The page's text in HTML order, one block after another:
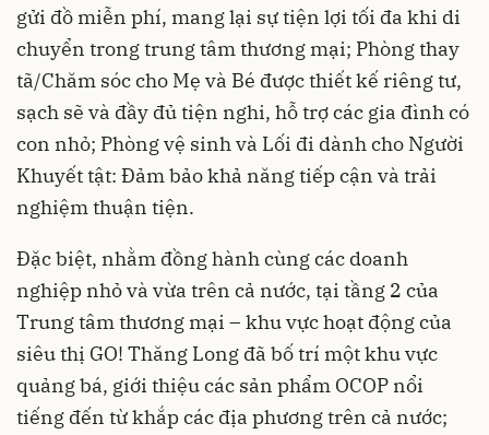
gửi đồ miễn phí, mang lại sự tiện lợi tối đa khi di
chuyển trong trung tâm thương mại; Phòng thay
tã/Chăm sóc cho Mẹ và Bé được thiết kế riêng tư,
sạch sẽ và đầy đủ tiện nghi, hỗ trợ các gia đình có
con nhỏ; Phòng vệ sinh và Lối đi dành cho Người
Khuyết tật: Đảm bảo khả năng tiếp cận và trải
nghiệm thuận tiện.
Đặc biệt, nhằm đồng hành cùng các doanh
nghiệp nhỏ và vừa trên cả nước, tại tầng 2 của
Trung tâm thương mại – khu vực hoạt động của
siêu thị GO! Thăng Long đã bố trí một khu vực
quảng bá, giới thiệu các sản phẩm OCOP nổi
tiếng đến từ khắp các địa phương trên cả nước;